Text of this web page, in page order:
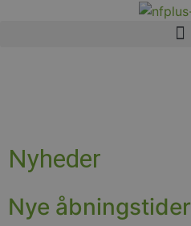
Nyheder
Nye åbningstider